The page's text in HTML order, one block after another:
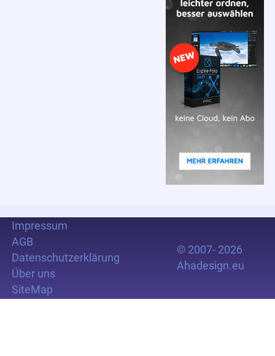
Impressum
AGB
Datenschutzerklärung
Über uns
SiteMap
© 2007- 2026
Ahadesign.eu